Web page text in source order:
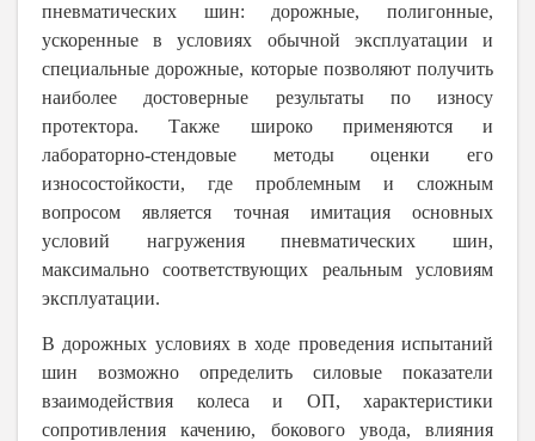
пневматических шин: дорожные, полигонные,
ускоренные в условиях обычной эксплуатации и
специальные дорожные, которые позволяют получить
наиболее достоверные результаты по износу
протектора. Также широко применяются и
лабораторно-стендовые методы оценки его
износостойкости, где проблемным и сложным
вопросом является точная имитация основных
условий нагружения пневматических шин,
максимально соответствующих реальным условиям
эксплуатации.
В дорожных условиях в ходе проведения испытаний
шин возможно определить силовые показатели
взаимодействия колеса и ОП, характеристики
сопротивления качению, бокового увода, влияния